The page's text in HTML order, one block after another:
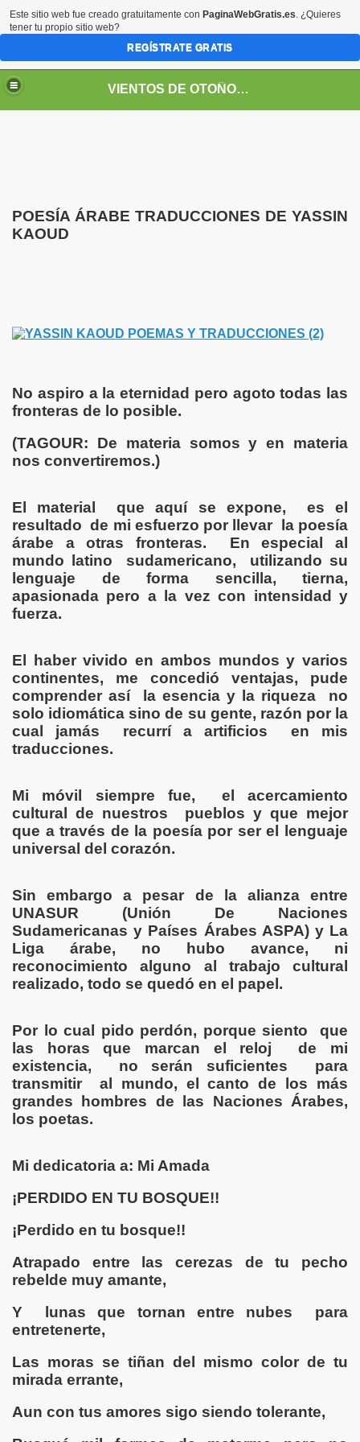
VIENTOS DE OTOÑO POR FANNY JEM WONG
POESÍA ÁRABE TRADUCCIONES DE YASSIN
KAOUD
No aspiro a la eternidad pero agoto todas las
fronteras de lo posible.
(TAGOUR: De materia somos y en materia
nos convertiremos.)
El material que aquí se expone, es el
resultado de mi esfuerzo por llevar la poesía
árabe a otras fronteras. En especial al
mundo latino sudamericano, utilizando su
lenguaje de forma sencilla, tierna,
apasionada pero a la vez con intensidad y
fuerza.
El haber vivido en ambos mundos y varios
continentes, me concedió ventajas, pude
comprender así la esencia y la riqueza no
solo idiomática sino de su gente, razón por la
cual jamás recurrí a artificios en mis
traducciones.
Mi móvil siempre fue, el acercamiento
cultural de nuestros pueblos y que mejor
que a través de la poesía por ser el lenguaje
universal del corazón.
Sin embargo a pesar de la alianza entre
UNASUR (Unión De Naciones
Sudamericanas y Países Árabes ASPA) y La
Liga árabe, no hubo avance, ni
reconocimiento alguno al trabajo cultural
realizado, todo se quedó en el papel.
Por lo cual pido perdón, porque siento que
las horas que marcan el reloj de mi
existencia, no serán suficientes para
transmitir al mundo, el canto de los más
grandes hombres de las Naciones Árabes,
los poetas.
Mi dedicatoria a: Mi Amada
¡PERDIDO EN TU BOSQUE!!
¡Perdido en tu bosque!!
Atrapado entre las cerezas de tu pecho
rebelde muy amante,
Y lunas que tornan entre nubes para
entretenerte,
Las moras se tiñan del mismo color de tu
mirada errante,
Aun con tus amores sigo siendo tolerante,
-EDUCACIÓN -UNIVERSIDADES- ARTE-
LIBRES
EROTICA , SUGESTIVA POR FANNY JEM WONG
A MIS POEMAS
, RABIA , IRA , MUERTE , DESOLACIÓN ,
, SILENCIOS Y ESPERAS
FUERZA OTROS
REFLEXIVOS - LOCURAS POÉTICAS
Y RELATOS
GONZÁLES VIGIL, CÉSAR TORO MONTALVO-
Condesa Sangrienta por Isabel Monzón
Este sitio web fue creado gratuitamente con PaginaWebGratis.es. ¿Quieres
tener tu propio sitio web?
REGÍSTRATE GRATIS